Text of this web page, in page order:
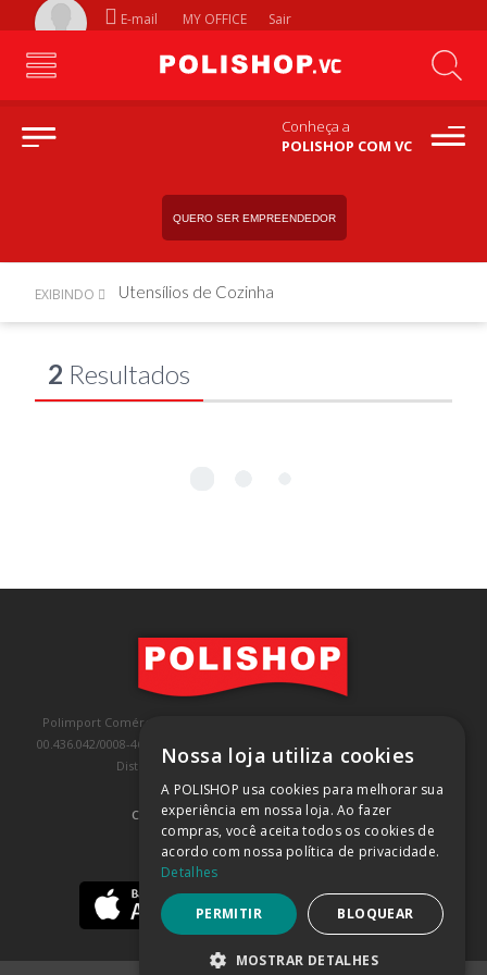
E-mail MY OFFICE Sair
Conheça a
POLISHOP COM VC
QUERO SER EMPREENDEDOR
EXIBINDO Utensílios de Cozinha
2 Resultados
Polimport Comércio e Exportação LTDA, inscrita no CNPJ/MF sob o nº
00.436.042/0008-46, IE 407.458.707.103, com sede na Rua Kanebo, nº 175,
Distrito Industrial, Jundiaí/SP, CEP: 13213-090
COMPRA 100% SEGURA (SAIBA MAIS)
BAIXE NOSSO APP
Nossa loja utiliza cookies
A POLISHOP usa cookies para melhorar sua
experiência em nossa loja. Ao fazer
compras, você aceita todos os cookies de
acordo com nossa política de privacidade.
Detalhes
PERMITIR BLOQUEAR
MOSTRAR DETALHES